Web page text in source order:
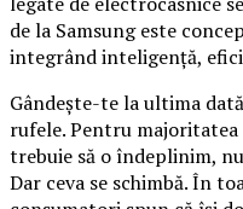
de la Samsung este
integrând inteligență,
Gândește-te la ultima
rufele. Pentru
trebuie să o îndeplinim,
Dar ceva se schimbă. În